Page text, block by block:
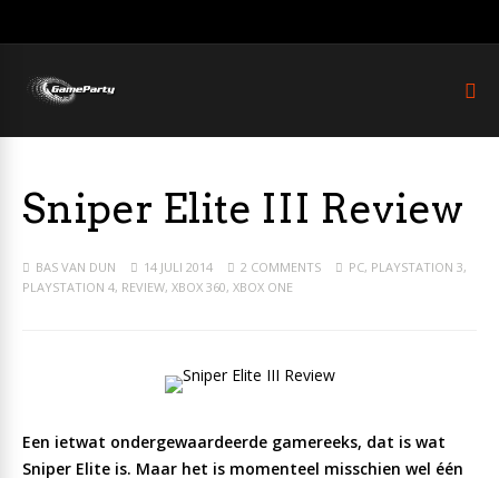
Sniper Elite III Review
BAS VAN DUN 14 JULI 2014 2 COMMENTS PC, PLAYSTATION 3,
PLAYSTATION 4, REVIEW, XBOX 360, XBOX ONE
Een ietwat ondergewaardeerde gamereeks, dat is wat
Sniper Elite is. Maar het is momenteel misschien wel één